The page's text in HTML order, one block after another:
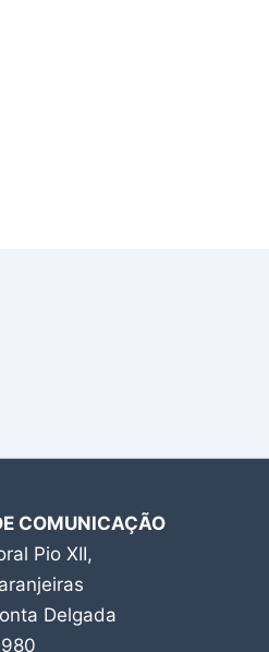
COMUNICAÇÃO
Pio XII,
Delgada